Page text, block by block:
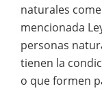
naturales
mencionada
personas
tienen la
o que formen